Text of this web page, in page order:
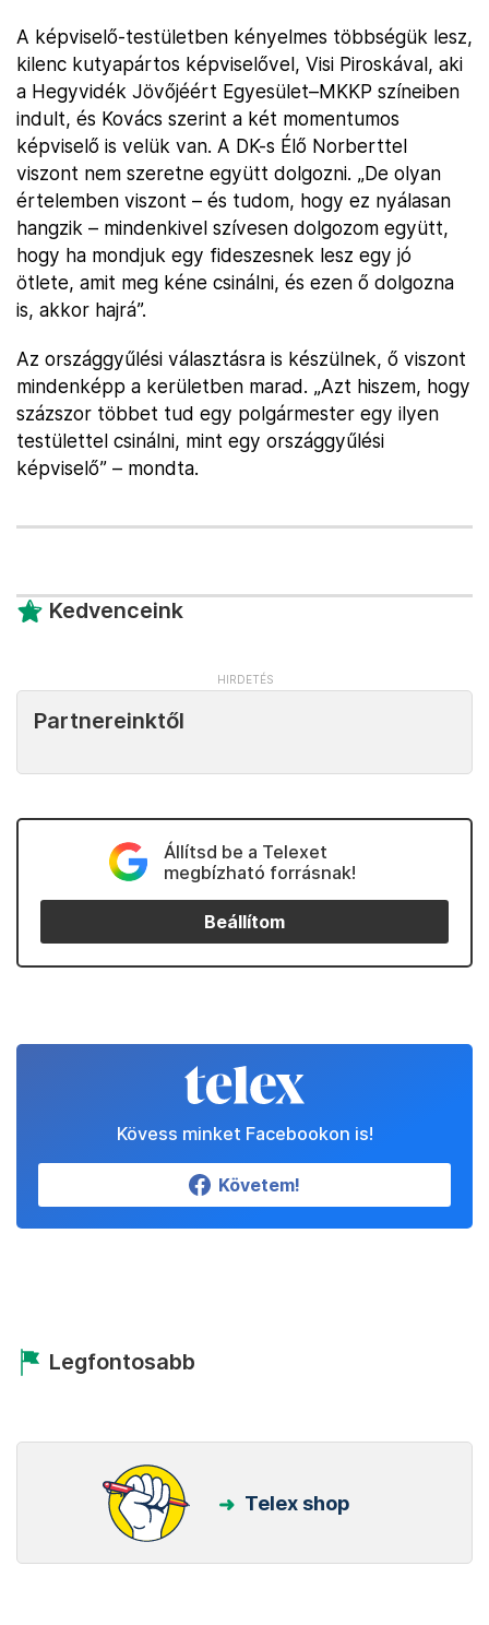
A képviselő-testületben kényelmes többségük lesz,
kilenc kutyapártos képviselővel, Visi Piroskával, aki
a Hegyvidék Jövőjéért Egyesület–MKKP színeiben
indult, és Kovács szerint a két momentumos
képviselő is velük van. A DK-s Élő Norberttel
viszont nem szeretne együtt dolgozni. „De olyan
értelemben viszont – és tudom, hogy ez nyálasan
hangzik – mindenkivel szívesen dolgozom együtt,
hogy ha mondjuk egy fideszesnek lesz egy jó
ötlete, amit meg kéne csinálni, és ezen ő dolgozna
is, akkor hajrá”.
Az országgyűlési választásra is készülnek, ő viszont
mindenképp a kerületben marad. „Azt hiszem, hogy
százszor többet tud egy polgármester egy ilyen
testülettel csinálni, mint egy országgyűlési
képviselő” – mondta.
Kedvenceink
Partnereinktől
Állítsd be a Telexet
megbízható forrásnak!
Beállítom
Kövess minket Facebookon is!
Követem!
Legfontosabb
Telex shop